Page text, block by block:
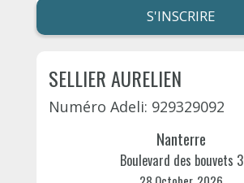
S'INSCRIRE
SELLIER AURELIEN
Numéro Adeli: 929329092
Nanterre
Boulevard des bouvets 3